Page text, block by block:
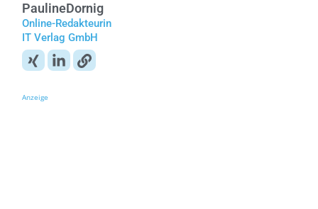
PaulineDornig
Online-Redakteurin
IT Verlag GmbH
Anzeige